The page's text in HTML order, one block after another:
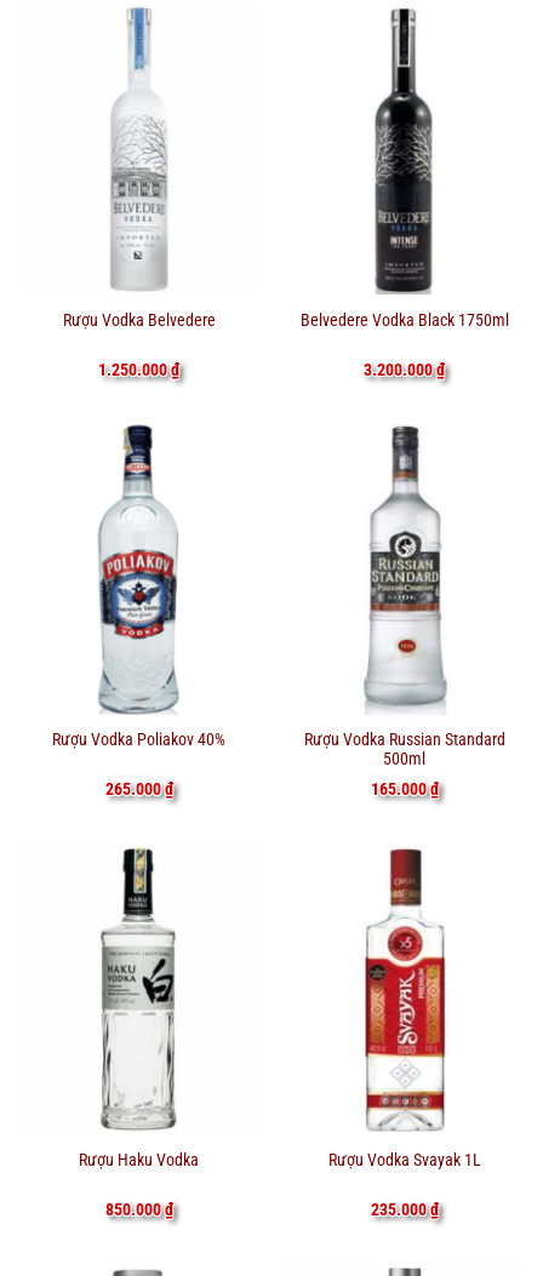
Rượu Vodka Belvedere
1.250.000₫
Belvedere Vodka Black 1750ml
3.200.000₫
Rượu Vodka Poliakov 40%
265.000₫
Rượu Vodka Russian Standard
500ml
165.000₫
Rượu Haku Vodka
850.000₫
Rượu Vodka Svayak 1L
235.000₫